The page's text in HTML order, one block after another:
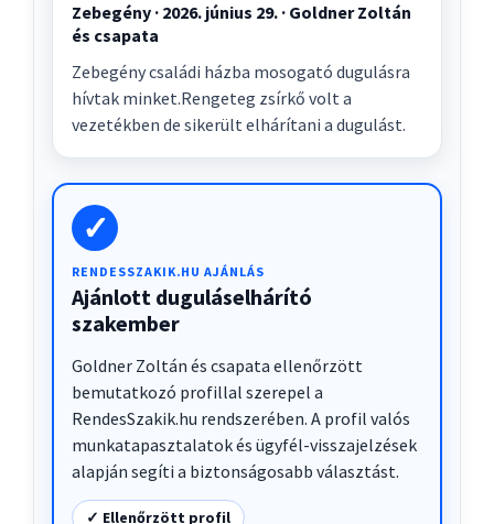
Zebegény · 2026. június 29. · Goldner Zoltán
és csapata
Zebegény családi házba mosogató dugulásra
hívtak minket.Rengeteg zsírkő volt a
vezetékben de sikerült elhárítani a dugulást.
✓
RENDESSZAKIK.HU AJÁNLÁS
Ajánlott duguláselhárító
szakember
Goldner Zoltán és csapata ellenőrzött
bemutatkozó profillal szerepel a
RendesSzakik.hu rendszerében. A profil valós
munkatapasztalatok és ügyfél-visszajelzések
alapján segíti a biztonságosabb választást.
✓ Ellenőrzött profil